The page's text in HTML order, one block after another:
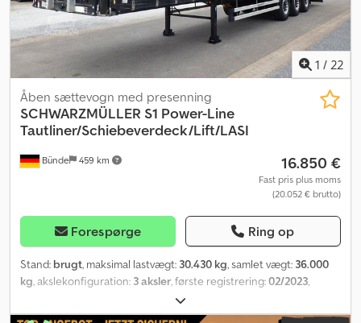
1 / 22
Bünde 459 km
Åben sættevogn med presenning
SCHWARZMÜLLER S1 Power-Line
Tautliner/Schiebeverdeck/Lift/LASI
16.850 €
Fast pris plus moms
(20.052 € brutto)
Forespørge Ring op
Stand: brugt, maksimal lastvægt: 30.430 kg, samlet vægt: 36.000
kg, akslekonfiguration: 3 aksler, første registrering:02/2023,
, længde af lastrum:
læsningsbredde:2.480 mm, lastepladshøjde:2.745 mm,